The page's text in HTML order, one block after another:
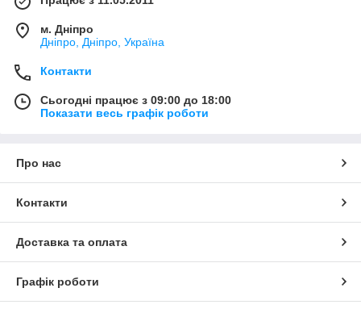
м. Дніпро
Дніпро, Дніпро, Україна
Контакти
Сьогодні працює з 09:00 до 18:00
Показати весь графік роботи
Про нас
Контакти
Доставка та оплата
Графік роботи